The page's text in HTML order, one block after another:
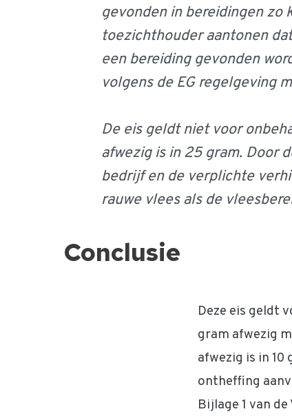
gevonden in bereidingen zo
toezichthouder aantonen
een bereiding gevonden
volgens de EG regelgeving
De eis geldt niet voor
afwezig is in 25 gram. Door
bedrijf en de verplichte
rauwe vlees als de
Conclusie
Deze eis geldt
gram afwezig
afwezig is in 10
ontheffing
Bijlage 1 van